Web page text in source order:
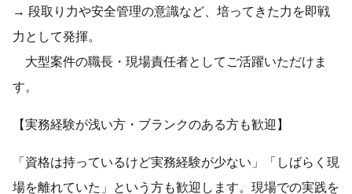
→ 段取り力や安全管理の意識など、培ってきた力を即戦
力として発揮。
大型案件の職長・現場責任者としてご活躍いただけま
す。
【実務経験が浅い方・ブランクのある方も歓迎】
「資格は持っているけど実務経験が少ない」「しばらく現
場を離れていた」という方も歓迎します。現場での実践を